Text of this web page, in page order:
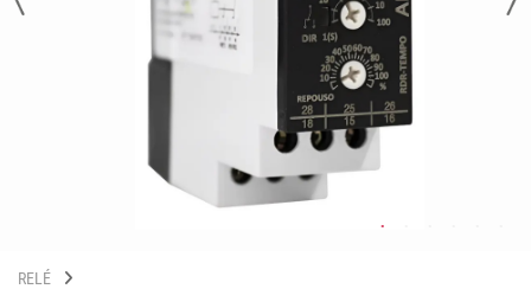
RELÉ